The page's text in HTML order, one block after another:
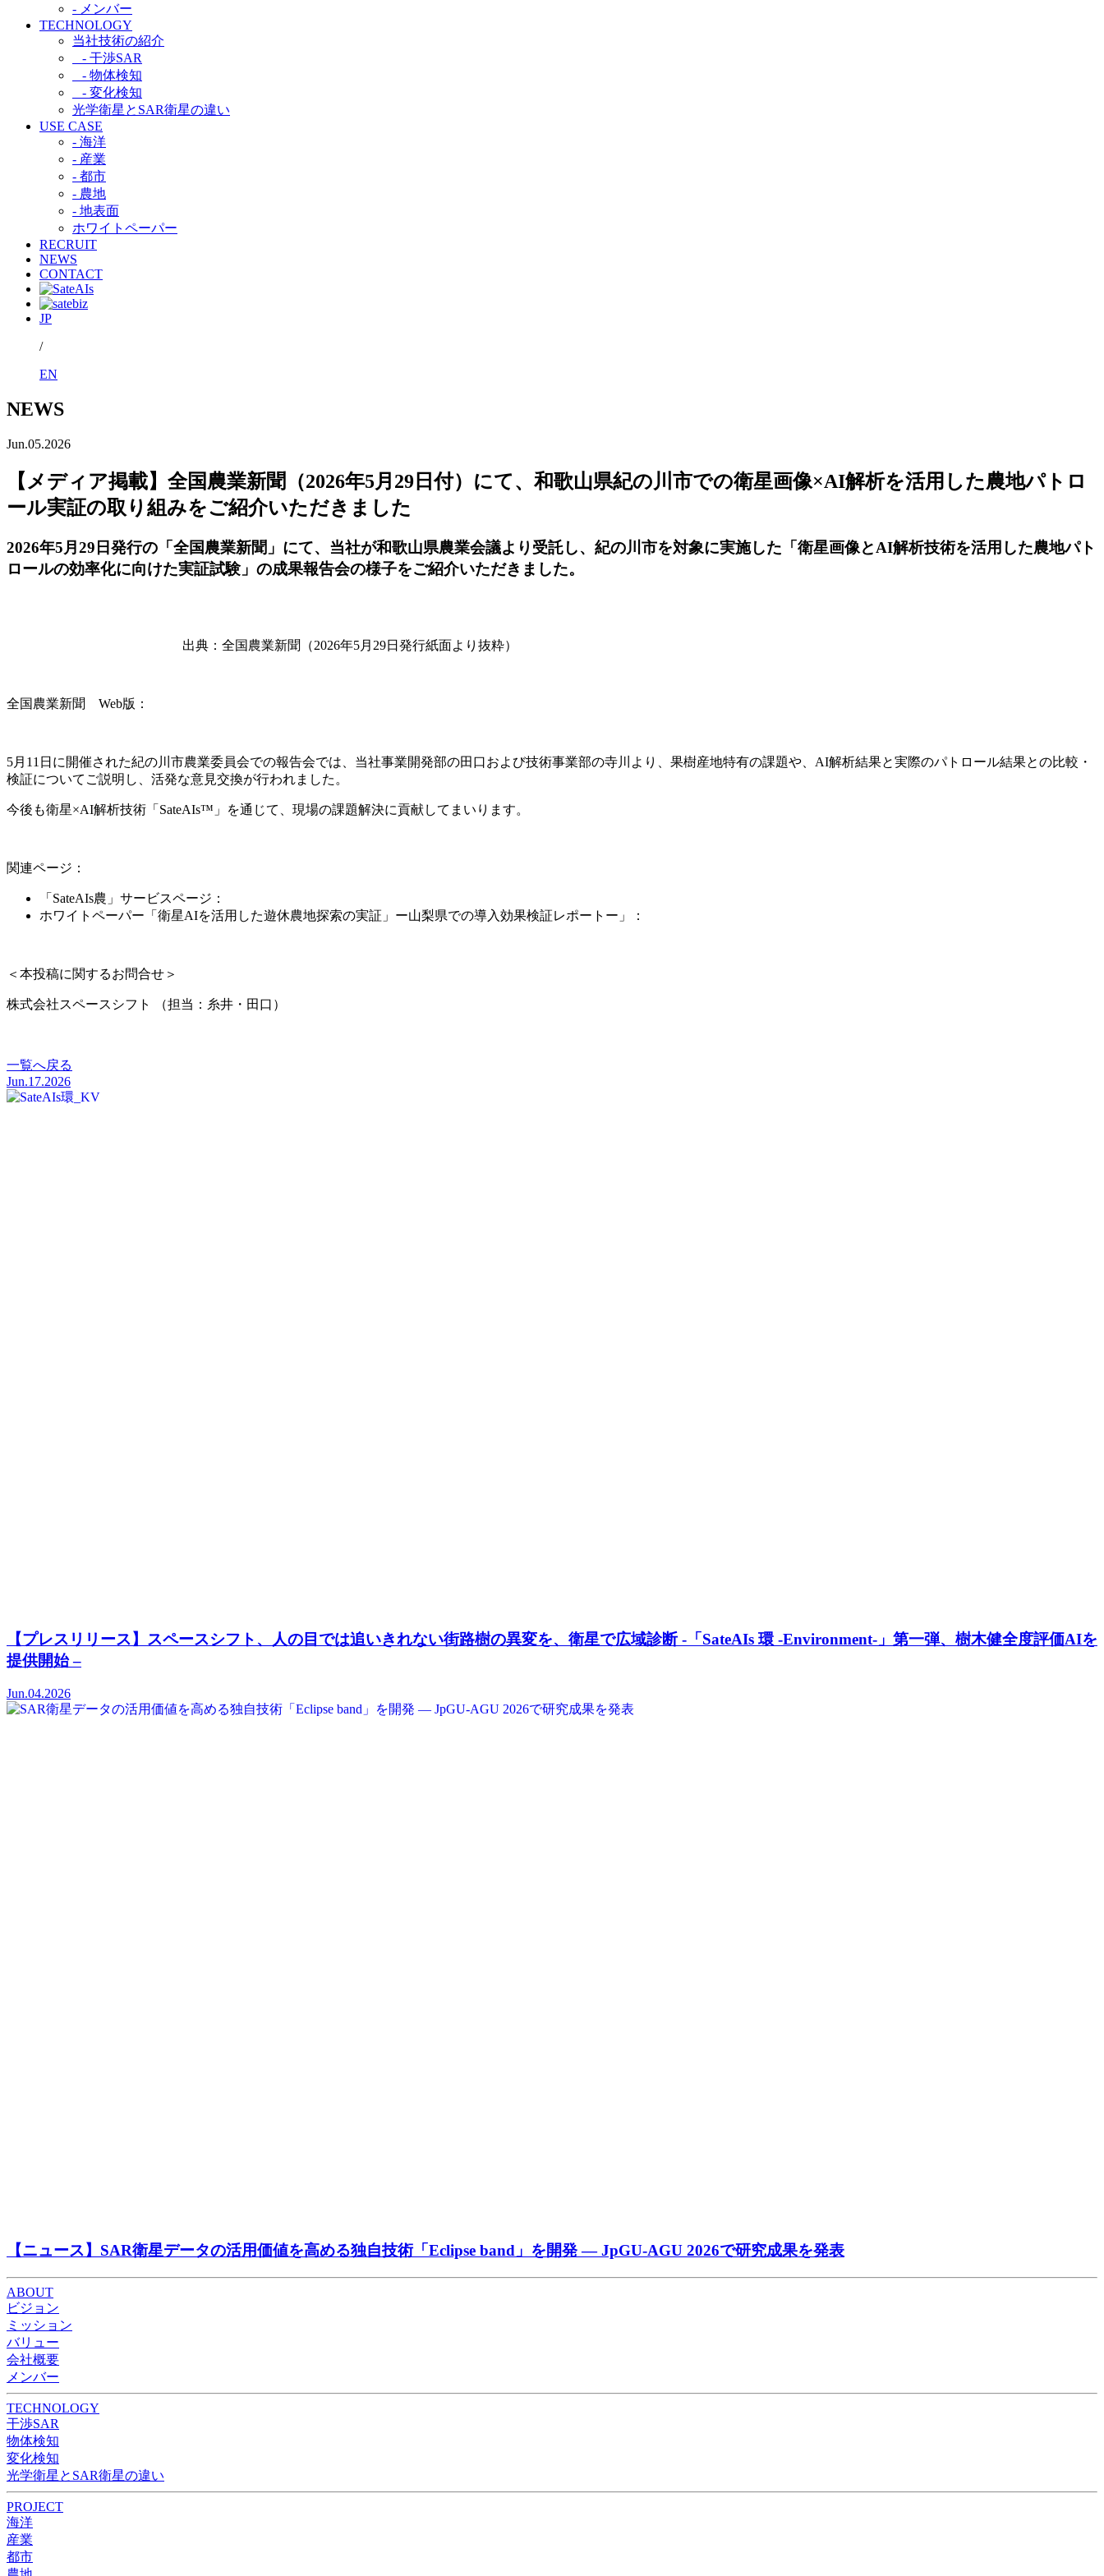
- メンバー
TECHNOLOGY
当社技術の紹介​
- 干渉SAR​
- 物体検知​
- 変化検知​
光学衛星とSAR衛星の違い​
USE CASE
- 海洋
- 産業
- 都市​
- 農地
- 地表面
ホワイトペーパー
RECRUIT
NEWS
CONTACT
JP
/
EN
NEWS
Jun.05.2026
【メディア掲載】全国農業新聞（2026年5月29日付）にて、和歌山県紀の川市での衛星画像×AI解析を活用した農地パトロ
ール実証の取り組みをご紹介いただきました
2026年5月29日発行の「全国農業新聞」にて、当社が和歌山県農業会議より受託し、紀の川市を対象に実施した「衛星画像とAI解析技術を活用した農地パト
ロールの効率化に向けた実証試験」の成果報告会の様子をご紹介いただきました。
出典：全国農業新聞（2026年5月29日発行紙面より抜粋）
全国農業新聞 Web版：
5月11日に開催された紀の川市農業委員会での報告会では、当社事業開発部の田口および技術事業部の寺川より、果樹産地特有の課題や、AI解析結果と実際のパトロール結果との比較・
検証についてご説明し、活発な意見交換が行われました。
今後も衛星×AI解析技術「SateAIs™」を通じて、現場の課題解決に貢献してまいります。
関連ページ：
「SateAIs農」サービスページ：
ホワイトペーパー「衛星AIを活用した遊休農地探索の実証」ー山梨県での導入効果検証レポートー」：
＜本投稿に関するお問合せ＞
株式会社スペースシフト （担当：糸井・田口）
一覧へ戻る
Jun.17.2026
【プレスリリース】スペースシフト、人の目では追いきれない街路樹の異変を、衛星で広域診断 -「SateAIs 環 -Environment-」第一弾、樹木健全度評価AIを
提供開始 –
Jun.04.2026
【ニュース】SAR衛星データの活用価値を高める独自技術「Eclipse band」を開発 ― JpGU-AGU 2026で研究成果を発表
ABOUT
ビジョン
ミッション
バリュー
会社概要
メンバー
TECHNOLOGY
干渉SAR
物体検知​​
変化検知​
光学衛星とSAR衛星の違い
PROJECT
海洋
産業
都市​